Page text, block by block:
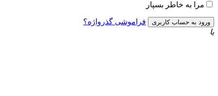
به خاطر بسپار
فراموشی گذرواژه؟